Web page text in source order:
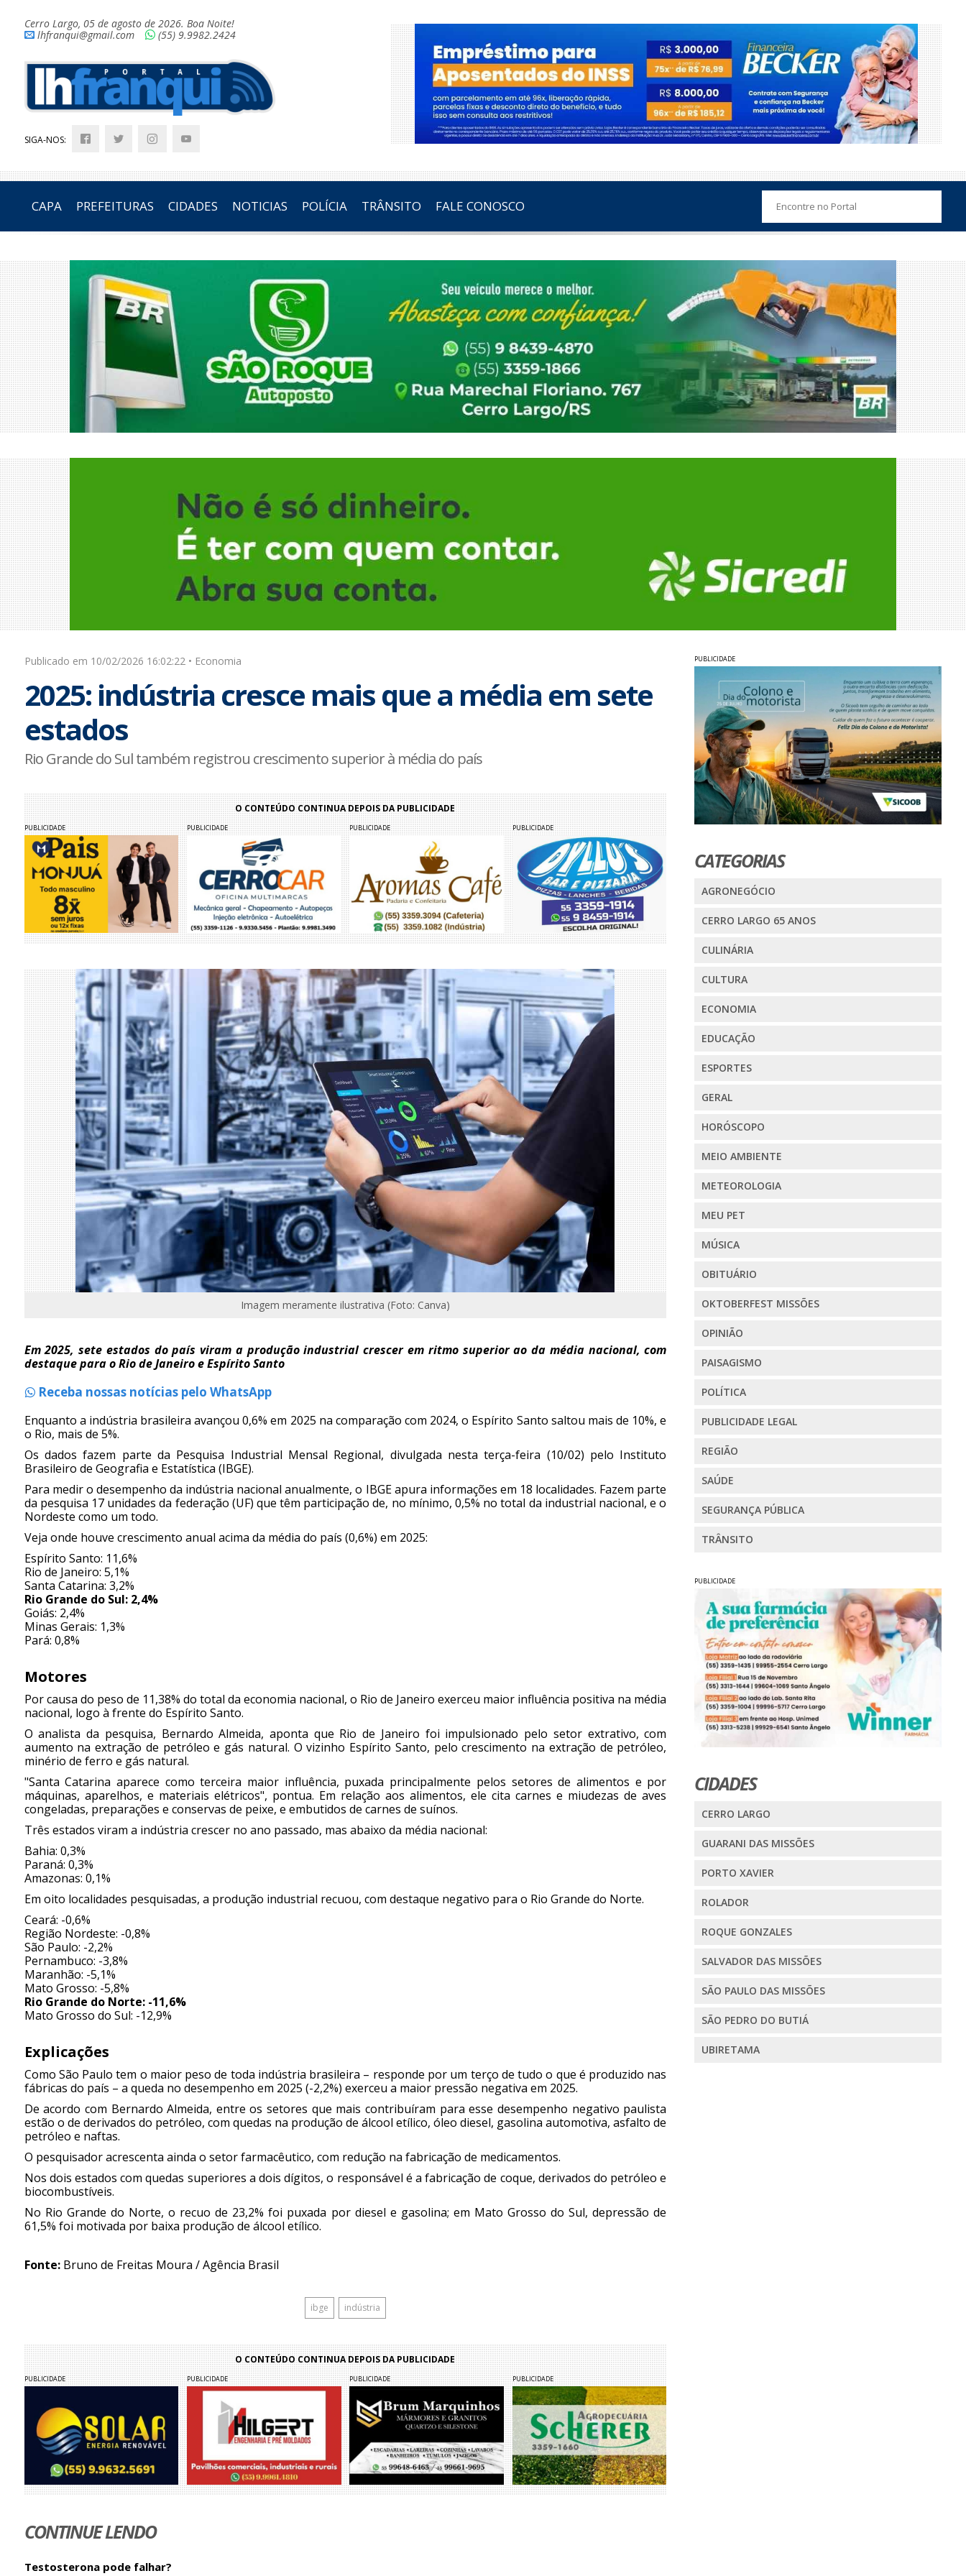
Cerro Largo, 05 de agosto de 2026. Boa Noite!
lhfranqui@gmail.com
(55) 9.9982.2424
SIGA-NOS:
CAPA PREFEITURAS CIDADES NOTICIAS POLÍCIA TRÂNSITO FALE CONOSCO
Publicado em 10/02/2026 16:02:22 • Economia
2025: indústria cresce mais que a média em sete
estados
Rio Grande do Sul também registrou crescimento superior à média do país
O CONTEÚDO CONTINUA DEPOIS DA PUBLICIDADE
PUBLICIDADE PUBLICIDADE PUBLICIDADE PUBLICIDADE
Imagem meramente ilustrativa (Foto: Canva)
Em 2025, sete estados do país viram a produção industrial crescer em ritmo superior ao da média nacional, com
destaque para o Rio de Janeiro e Espírito Santo
Receba nossas notícias pelo WhatsApp
Enquanto a indústria brasileira avançou 0,6% em 2025 na comparação com 2024, o Espírito Santo saltou mais de 10%, e
o Rio, mais de 5%.
Os dados fazem parte da Pesquisa Industrial Mensal Regional, divulgada nesta terça-feira (10/02) pelo Instituto
Brasileiro de Geografia e Estatística (IBGE).
Para medir o desempenho da indústria nacional anualmente, o IBGE apura informações em 18 localidades. Fazem parte
da pesquisa 17 unidades da federação (UF) que têm participação de, no mínimo, 0,5% no total da industrial nacional, e o
Nordeste como um todo.
Veja onde houve crescimento anual acima da média do país (0,6%) em 2025:
Espírito Santo: 11,6%
Rio de Janeiro: 5,1%
Santa Catarina: 3,2%
Rio Grande do Sul: 2,4%
Goiás: 2,4%
Minas Gerais: 1,3%
Pará: 0,8%
Motores
Por causa do peso de 11,38% do total da economia nacional, o Rio de Janeiro exerceu maior influência positiva na média
nacional, logo à frente do Espírito Santo.
O analista da pesquisa, Bernardo Almeida, aponta que Rio de Janeiro foi impulsionado pelo setor extrativo, com
aumento na extração de petróleo e gás natural. O vizinho Espírito Santo, pelo crescimento na extração de petróleo,
minério de ferro e gás natural.
"Santa Catarina aparece como terceira maior influência, puxada principalmente pelos setores de alimentos e por
máquinas, aparelhos, e materiais elétricos", pontua. Em relação aos alimentos, ele cita carnes e miudezas de aves
congeladas, preparações e conservas de peixe, e embutidos de carnes de suínos.
Três estados viram a indústria crescer no ano passado, mas abaixo da média nacional:
Bahia: 0,3%
Paraná: 0,3%
Amazonas: 0,1%
Em oito localidades pesquisadas, a produção industrial recuou, com destaque negativo para o Rio Grande do Norte.
Ceará: -0,6%
Região Nordeste: -0,8%
São Paulo: -2,2%
Pernambuco: -3,8%
Maranhão: -5,1%
Mato Grosso: -5,8%
Rio Grande do Norte: -11,6%
Mato Grosso do Sul: -12,9%
Explicações
Como São Paulo tem o maior peso de toda indústria brasileira – responde por um terço de tudo o que é produzido nas
fábricas do país – a queda no desempenho em 2025 (-2,2%) exerceu a maior pressão negativa em 2025.
De acordo com Bernardo Almeida, entre os setores que mais contribuíram para esse desempenho negativo paulista
estão o de derivados do petróleo, com quedas na produção de álcool etílico, óleo diesel, gasolina automotiva, asfalto de
petróleo e naftas.
O pesquisador acrescenta ainda o setor farmacêutico, com redução na fabricação de medicamentos.
Nos dois estados com quedas superiores a dois dígitos, o responsável é a fabricação de coque, derivados do petróleo e
biocombustíveis.
No Rio Grande do Norte, o recuo de 23,2% foi puxada por diesel e gasolina; em Mato Grosso do Sul, depressão de
61,5% foi motivada por baixa produção de álcool etílico.
Fonte:Bruno de Freitas Moura / Agência Brasil
ibge indústria
O CONTEÚDO CONTINUA DEPOIS DA PUBLICIDADE
PUBLICIDADE PUBLICIDADE PUBLICIDADE PUBLICIDADE
CONTINUE LENDO
Testosterona pode falhar?
PUBLICIDADE
CATEGORIAS
AGRONEGÓCIO
CERRO LARGO 65 ANOS
CULINÁRIA
CULTURA
ECONOMIA
EDUCAÇÃO
ESPORTES
GERAL
HORÓSCOPO
MEIO AMBIENTE
METEOROLOGIA
MEU PET
MÚSICA
OBITUÁRIO
OKTOBERFEST MISSÕES
OPINIÃO
PAISAGISMO
POLÍTICA
PUBLICIDADE LEGAL
REGIÃO
SAÚDE
SEGURANÇA PÚBLICA
TRÂNSITO
PUBLICIDADE
CIDADES
CERRO LARGO
GUARANI DAS MISSÕES
PORTO XAVIER
ROLADOR
ROQUE GONZALES
SALVADOR DAS MISSÕES
SÃO PAULO DAS MISSÕES
SÃO PEDRO DO BUTIÁ
UBIRETAMA